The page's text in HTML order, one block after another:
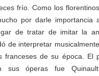
frío. Como los
por darle importancia
de tratar de imitar la
de interpretar
franceses de su época. El
sus óperas fue